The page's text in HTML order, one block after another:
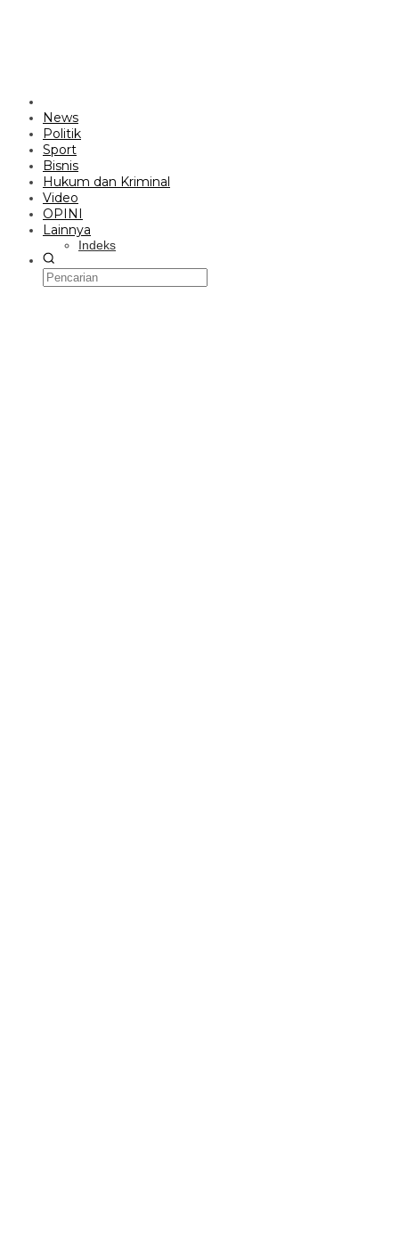
News
Politik
Sport
Bisnis
Hukum dan Kriminal
Video
OPINI
Lainnya
Indeks